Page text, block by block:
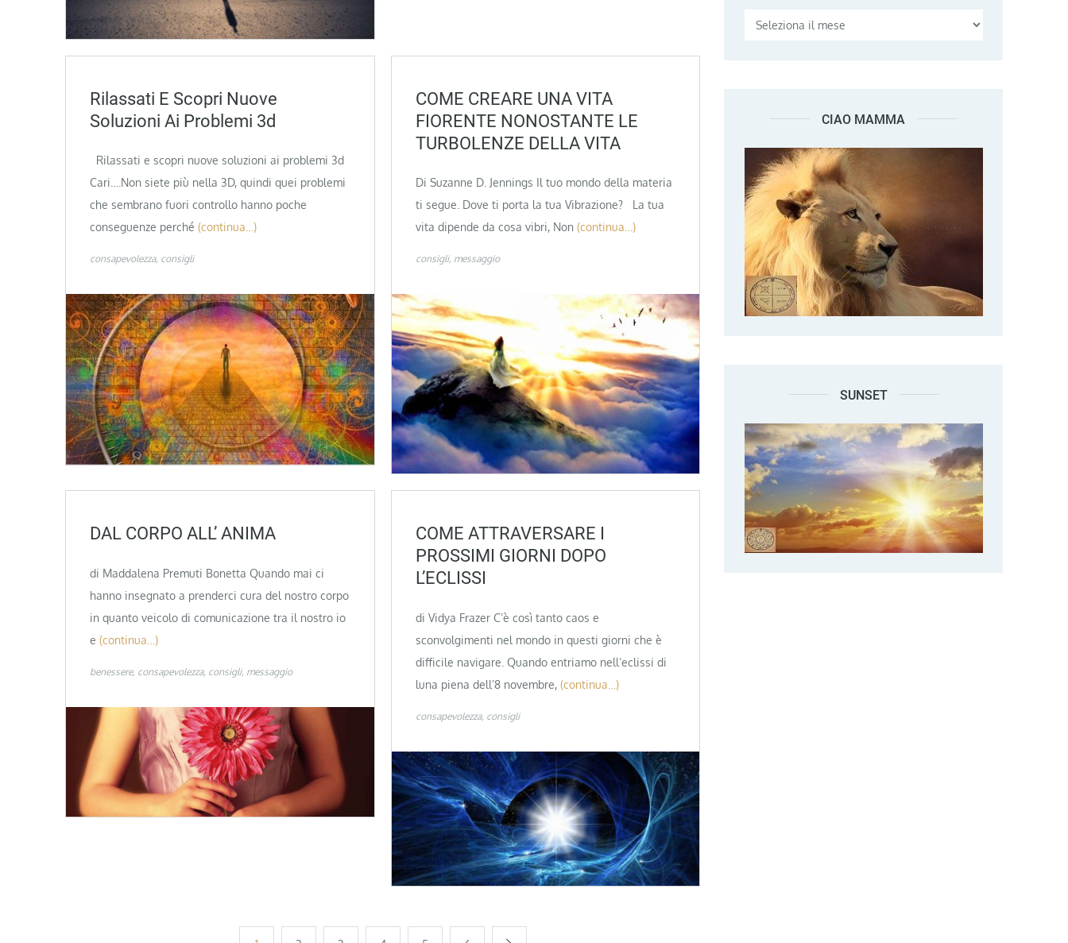
Rilassati E Scopri Nuove
Soluzioni Ai Problemi 3d
Rilassati e scopri nuove soluzioni ai problemi 3d
Cari….Non siete più nella 3D, quindi quei problemi
che sembrano fuori controllo hanno poche
conseguenze perché (continua…)
consapevolezza consigli
COME CREARE UNA VITA
FIORENTE NONOSTANTE LE
TURBOLENZE DELLA VITA
Di Suzanne D. Jennings Il tuo mondo della materia
ti segue. Dove ti porta la tua Vibrazione? La tua
vita dipende da cosa vibri, Non (continua…)
consigli messaggio
DAL CORPO ALL’ ANIMA
di Maddalena Premuti Bonetta Quando mai ci
hanno insegnato a prenderci cura del nostro corpo
in quanto veicolo di comunicazione tra il nostro io
e (continua…)
benessere consapevolezza consigli messaggio
COME ATTRAVERSARE I
PROSSIMI GIORNI DOPO
L’ECLISSI
di Vidya Frazer C’è così tanto caos e
sconvolgimenti nel mondo in questi giorni che è
difficile navigare. Quando entriamo nell’eclissi di
luna piena dell’8 novembre, (continua…)
consapevolezza consigli
CIAO MAMMA
SUNSET